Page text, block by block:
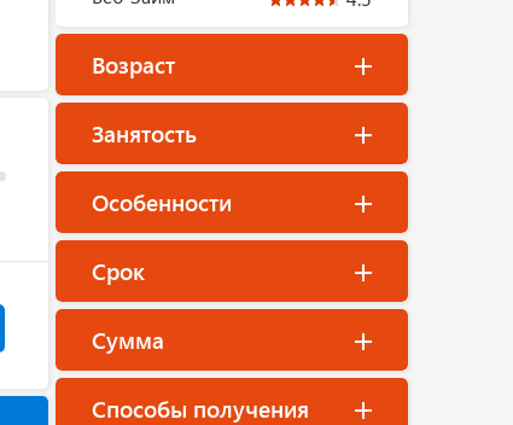
Возраст
Занятость
Особенности
Срок
Сумма
Способы получения